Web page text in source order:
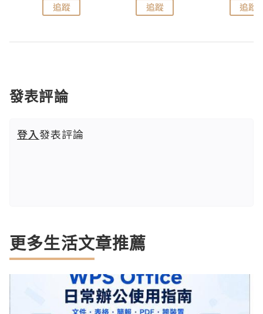
追蹤 追蹤 追蹤
發表評論
登入發表評論
更多生活文章推薦